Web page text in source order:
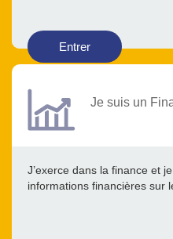
Entrer
Je suis un
J’exerce dans la finance et
informations financières sur